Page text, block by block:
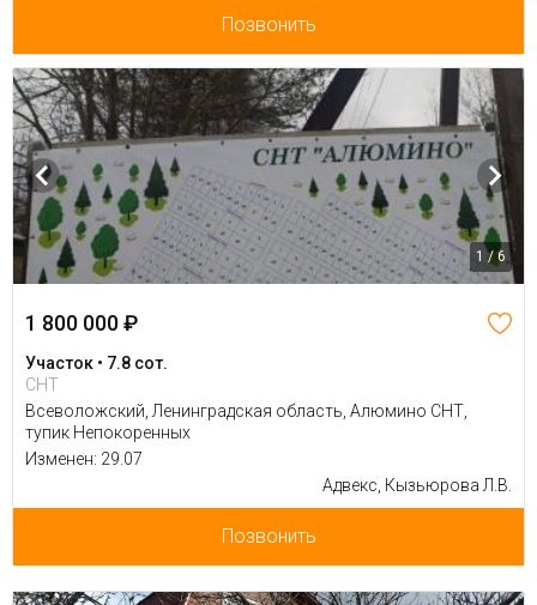
Позвонить
1 / 6
1 800 000 ₽
Участок • 7.8 сот.
СНТ
Всеволожский, Ленинградская область, Алюмино СНТ,
тупик Непокоренных
Изменен: 29.07
Адвекс, Кызьюрова Л.В.
Позвонить